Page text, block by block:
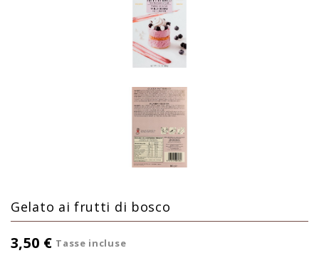
Gelato ai frutti di bosco
3,50 € Tasse incluse